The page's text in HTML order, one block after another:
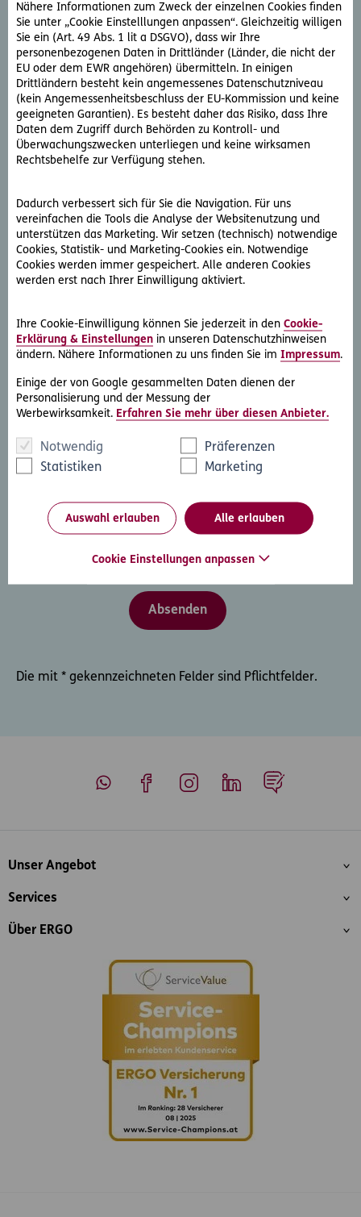
Nähere Informationen zum Zweck der einzelnen Cookies finden
Sie unter „Cookie Einstelllungen anpassen“. Gleichzeitig willigen
Sie ein (Art. 49 Abs. 1 lit a DSGVO), dass wir Ihre
personenbezogenen Daten in Drittländer (Länder, die nicht der
EU oder dem EWR angehören) übermitteln. In einigen
Drittländern besteht kein angemessenes Datenschutzniveau
(kein Angemessenheitsbeschluss der EU-Kommission und keine
geeigneten Garantien). Es besteht daher das Risiko, dass Ihre
Daten dem Zugriff durch Behörden zu Kontroll- und
Überwachungszwecken unterliegen und keine wirksamen
Rechtsbehelfe zur Verfügung stehen.
Dadurch verbessert sich für Sie die Navigation. Für uns
vereinfachen die Tools die Analyse der Websitenutzung und
unterstützen das Marketing. Wir setzen (technisch) notwendige
Cookies, Statistik- und Marketing-Cookies ein. Notwendige
Cookies werden immer gespeichert. Alle anderen Cookies
werden erst nach Ihrer Einwilligung aktiviert.
Ihre Cookie-Einwilligung können Sie jederzeit in den Cookie-
Erklärung & Einstellungen in unseren Datenschutzhinweisen
ändern. Nähere Informationen zu uns finden Sie im Impressum.
Einige der von Google gesammelten Daten dienen der
Personalisierung und der Messung der
Werbewirksamkeit. Erfahren Sie mehr über diesen Anbieter.
Notwendig
Präferenzen
Statistiken
Marketing
Auswahl erlauben Alle erlauben
Cookie Einstellungen anpassen
Bitte tragen Sie den Firmennamen ein, wenn Sie sich für einen Firmen-
Rechtsschutz interessieren.
PLZ *
E-Mail Adresse *
Datenschutz *
Ich stimme zu, dass mich die ERGO Versicherung AG,
ERGO Center, Businesspark Marximum / Objekt 3,
Modecenterstraße 17, 1110 Wien, zum Zweck der
Beratung und des Angebots/der Bewerbung von
Versicherungsprodukten der ERGO Versicherung AG
Einwilligung kann jederzeit ohne Angabe von Gründen
durch Schreiben an die genannte Adresse oder
Friendly Captcha
Die mit * gekennzeichneten Felder sind Pflichtfelder.
Inhaltsübersicht
Unser Angebot
Services
Über ERGO